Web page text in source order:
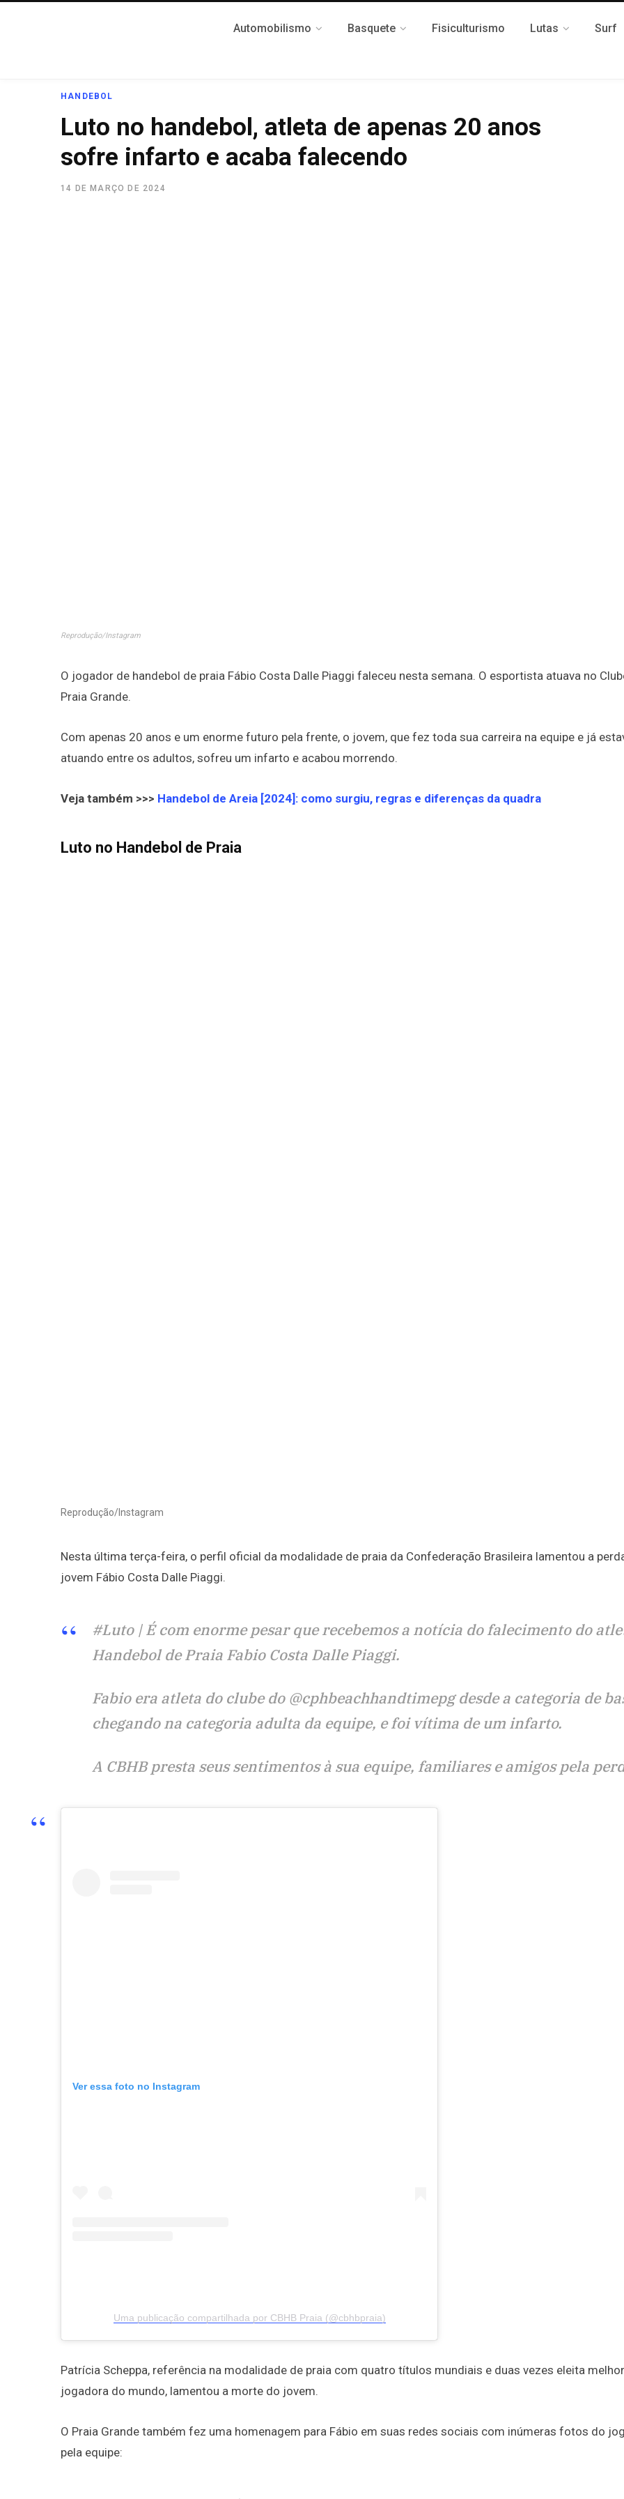
Automobilismo Basquete Fisiculturismo Lutas Surf
HANDEBOL
Luto no handebol, atleta de apenas 20 anos
sofre infarto e acaba falecendo
14 DE MARÇO DE 2024
Reprodução/Instagram
O jogador de handebol de praia Fábio Costa Dalle Piaggi faleceu nesta semana. O esportista atuava no
Praia Grande.
Com apenas 20 anos e um enorme futuro pela frente, o jovem, que fez toda sua carreira na equipe e já
atuando entre os adultos, sofreu um infarto e acabou morrendo.
Veja também >>> Handebol de Areia [2024]: como surgiu, regras e diferenças da quadra
Luto no Handebol de Praia
Reprodução/Instagram
Nesta última terça-feira, o perfil oficial da modalidade de praia da Confederação Brasileira lamentou a
jovem Fábio Costa Dalle Piaggi.
#Luto | É com enorme pesar que recebemos a notícia do falecimento do
Handebol de Praia Fabio Costa Dalle Piaggi.
Fabio era atleta do clube do @cphbeachhandtimepg desde a categoria de
chegando na categoria adulta da equipe, e foi vítima de um infarto.
A CBHB presta seus sentimentos à sua equipe, familiares e amigos pela
Ver essa foto no Instagram
Uma publicação compartilhada por CBHB Praia (@cbhbpraia)
Patrícia Scheppa, referência na modalidade de praia com quatro títulos mundiais e duas vezes eleita melhor
jogadora do mundo, lamentou a morte do jovem.
O Praia Grande também fez uma homenagem para Fábio em suas redes sociais com inúmeras fotos do
pela equipe: